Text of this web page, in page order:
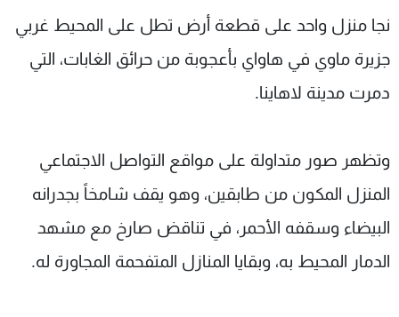
نجا منزل واحد على قطعة أرض تطل على المحيط غربي
جزيرة ماوي في هاواي بأعجوبة من حرائق الغابات، التي
دمرت مدينة لاهاينا.
وتظهر صور متداولة على مواقع التواصل الاجتماعي
المنزل المكون من طابقين، وهو يقف شامخاً بجدرانه
البيضاء وسقفه الأحمر، في تناقض صارخ مع مشهد
الدمار المحيط به، وبقايا المنازل المتفحمة المجاورة له.
شاهد البرامج
عن MTV
سياسة الخصوصية